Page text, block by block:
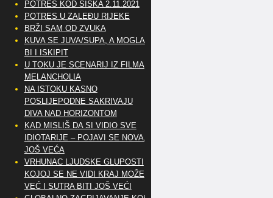
POTRES KOD SISKA 2.11.2021
POTRES U ZALEĐU RIJEKE
BRŽI SAM OD ZVUKA
KUVA SE JUVA/SUPA, A MOGLA
BI I ISKIPIT
U TOKU JE SCENARIJ IZ FILMA
MELANCHOLIA
NA ISTOKU KASNO
POSLIJEPODNE SAKRIVAJU
DIVA NAD HORIZONTOM
KAD MISLIŠ DA SI VIDIO SVE
IDIOTARIJE – POJAVI SE NOVA,..
JOŠ VEĆA
VRHUNAC LJUDSKE GLUPOSTI
KOJOJ SE NE VIDI KRAJ MOŽE
VEĆ I SUTRA BITI JOŠ VEĆI